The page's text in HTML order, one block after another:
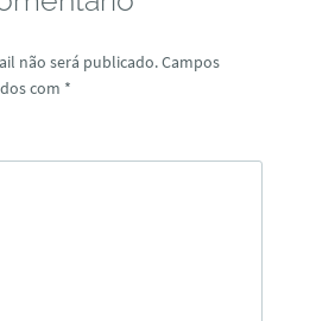
não será publicado.Campos
com *